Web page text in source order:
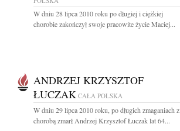
W dniu 28 lipca 2010 roku po długiej i ciężkiej
chorobie zakończył swoje pracowite życie Maciej...
ANDRZEJ KRZYSZTOF
ŁUCZAK CAŁA POLSKA
W dniu 29 lipca 2010 roku, po długich zmaganiach z
chorobą zmarł Andrzej Krzysztof Łuczak lat 64...